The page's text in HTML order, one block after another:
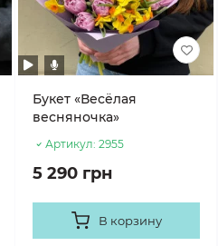
Букет «Весёлая
весняночка»
Артикул: 2955
5 290 грн
В корзину